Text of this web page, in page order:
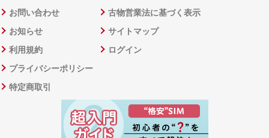
お問い合わせ
お知らせ
利用規約
プライバシーポリシー
特定商取引
古物営業法に基づく表示
サイトマップ
ログイン